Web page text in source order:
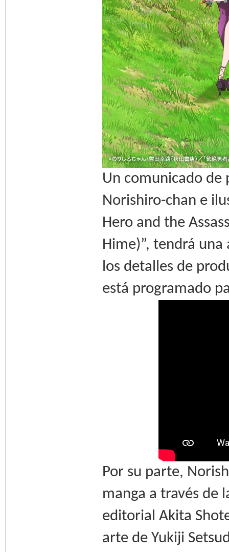
Un comunicado de
Norishiro-chan e
Hero and the
Hime)”, tendrá
los detalles de
está programado
Por su parte,
manga a través de
editorial Akita
arte de Yukiji